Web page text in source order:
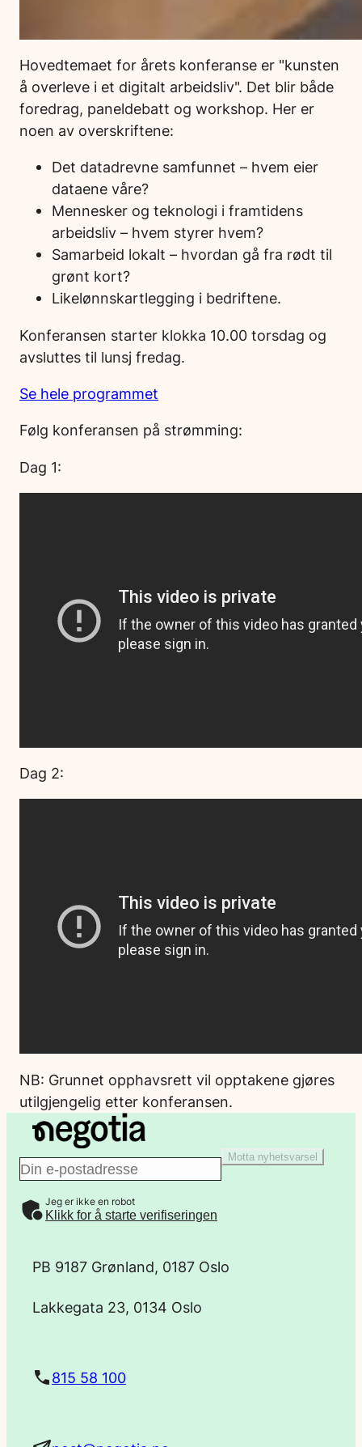
Hovedtemaet for årets konferanse er "kunsten
å overleve i et digitalt arbeidsliv". Det blir både
foredrag, paneldebatt og workshop. Her er
noen av overskriftene:
Det datadrevne samfunnet – hvem eier
dataene våre?
Mennesker og teknologi i framtidens
arbeidsliv – hvem styrer hvem?
Samarbeid lokalt – hvordan gå fra rødt til
grønt kort?
Likelønnskartlegging i bedriftene.
Konferansen starter klokka 10.00 torsdag og
avsluttes til lunsj fredag.
Se hele programmet
Følg konferansen på strømming:
Dag 1:
Dag 2:
NB: Grunnet opphavsrett vil opptakene gjøres
utilgjengelig etter konferansen.
E
-
Motta nyhetsvarsel
Jeg er ikke en robot
Klikk for å starte verifiseringen
PB 9187 Grønland, 0187 Oslo
Lakkegata 23, 0134 Oslo
815 58 100